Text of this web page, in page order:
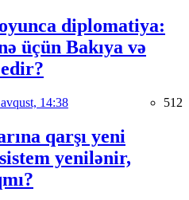
diplomatiya:
üçün Bakıya və
14:38 512
qarşı yeni
yenilənir,